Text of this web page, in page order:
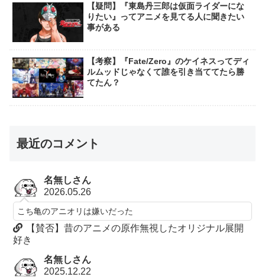
【疑問】『東島丹三郎は仮面ライダーにな
りたい』ってアニメを見てる人に聞きたい
事がある
【考察】『Fate/Zero』のケイネスってディ
ルムッドじゃなくて誰を引き当ててたら勝
てたん？
最近のコメント
名無しさん
2026.05.26
こち亀のアニオリは嫌いだった
【賛否】昔のアニメの原作無視したオリジナル展開
好き
名無しさん
2025.12.22